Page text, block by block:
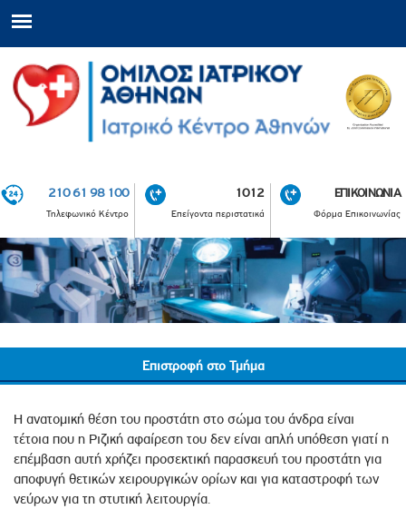
210 61 98 100
Τηλεφωνικό Κέντρο
1012
Επείγοντα περιστατικά
ΕΠΙΚΟΙΝΩΝΙΑ
Φόρμα Επικοινωνίας
Επιστροφή στο Τμήμα
Η ανατομική θέση του προστάτη στο σώμα του άνδρα είναι
τέτοια που η Ριζική αφαίρεση του δεν είναι απλή υπόθεση γιατί η
επέμβαση αυτή χρήζει προσεκτική παρασκευή του προστάτη για
αποφυγή θετικών χειρουργικών ορίων και για καταστροφή των
νεύρων για τη στυτική λειτουργία.